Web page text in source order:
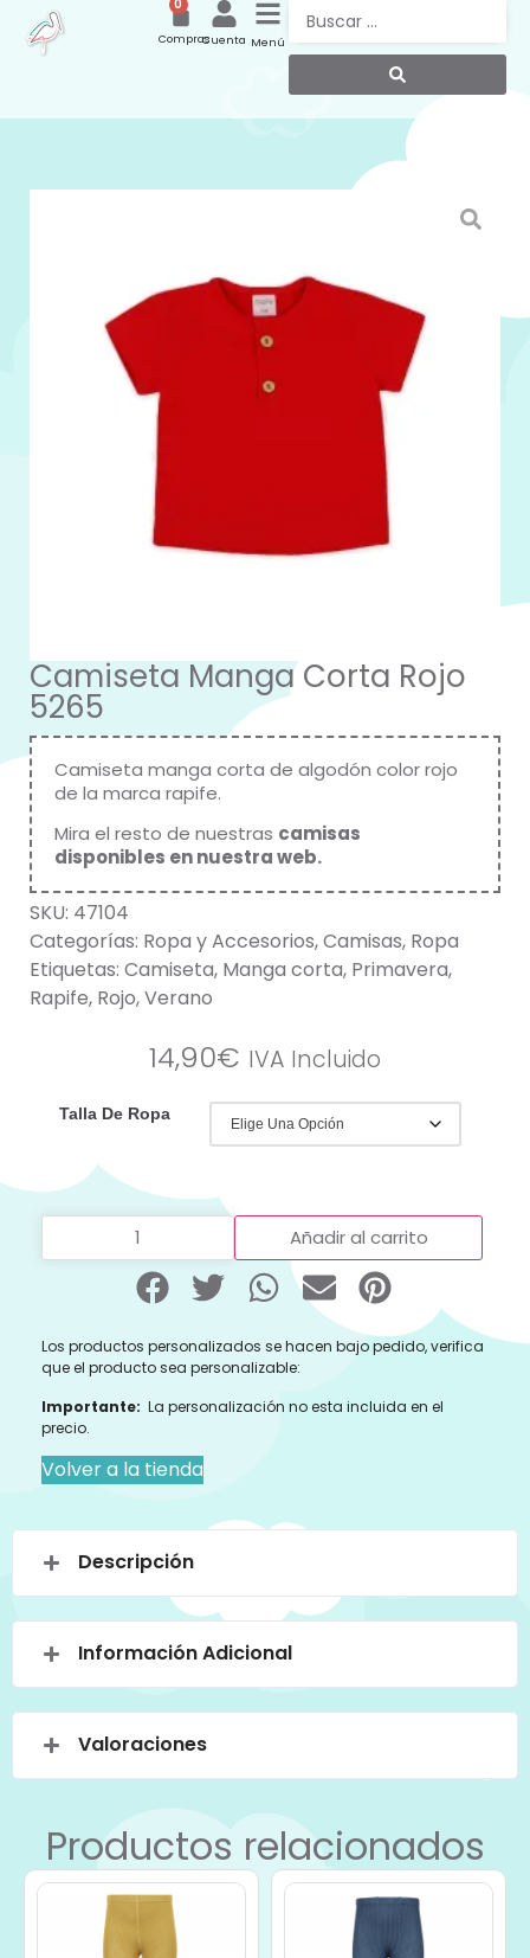
Menú
Cuenta
0
Compras
Camiseta Manga Corta Rojo
5265
Camiseta manga corta de algodón color rojo
de la marca rapife.
Mira el resto de nuestras camisas
disponibles en nuestra web.
SKU: 47104
Categorías: Ropa y Accesorios,Camisas, Ropa
Etiquetas: Camiseta, Manga corta, Primavera,
Rapife, Rojo,Verano
14,90€ IVA Incluido
Talla De Ropa
Añadir al carrito
Los productos personalizados se hacen bajo pedido, verifica
que el producto sea personalizable:
Importante: La personalización no esta incluida en el
precio.
Volver a la tienda
Descripción
Información Adicional
Valoraciones
Productos relacionados